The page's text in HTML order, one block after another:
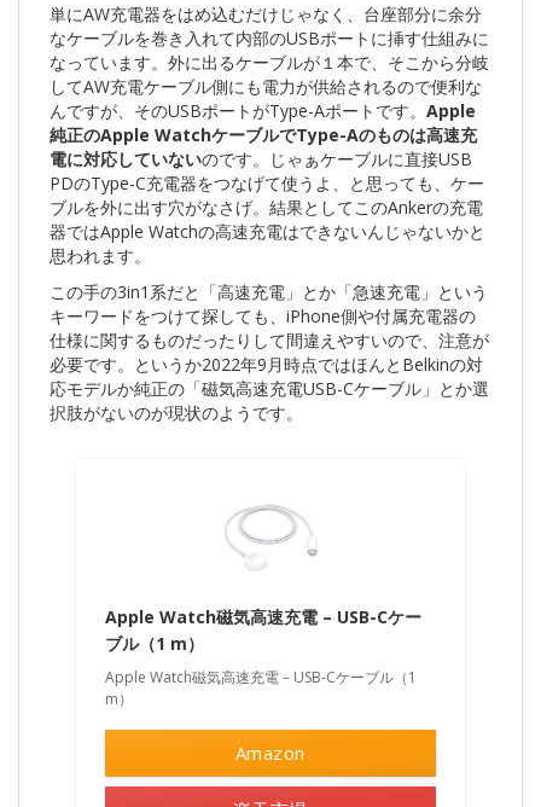
単にAW充電器をはめ込むだけじゃなく、台座部分に余分
なケーブルを巻き入れて内部のUSBポートに挿す仕組みに
なっています。外に出るケーブルが１本で、そこから分岐
してAW充電ケーブル側にも電力が供給されるので便利な
んですが、そのUSBポートがType-Aポートです。 Apple
純正のApple WatchケーブルでType-Aのものは高速充
電に対応していないのです。じゃぁケーブルに直接USB
PDのType-C充電器をつなげて使うよ、と思っても、ケー
ブルを外に出す穴がなさげ。結果としてこのAnkerの充電
器ではApple Watchの高速充電はできないんじゃないかと
思われます。
この手の3in1系だと「高速充電」とか「急速充電」という
キーワードをつけて探しても、iPhone側や付属充電器の
仕様に関するものだったりして間違えやすいので、注意が
必要です。というか2022年9月時点ではほんとBelkinの対
応モデルか純正の「磁気高速充電USB-Cケーブル」とか選
択肢がないのが現状のようです。
Apple Watch磁気高速充電 – USB-Cケー
ブル（1 m）
Apple Watch磁気高速充電 – USB-Cケーブル（1
m）
Amazon